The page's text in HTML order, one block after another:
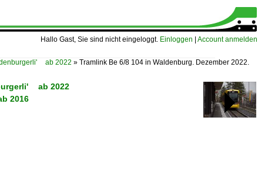
Hallo Gast, Sie sind nicht eingeloggt. Einloggen Account anmelden
ab 2022 » Tramlink Be 6/8 104 in Waldenburg. Dezember 2022.
ab 2022
2016